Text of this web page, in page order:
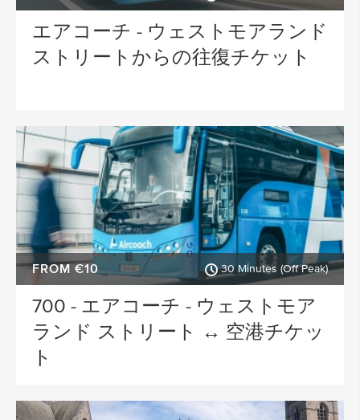
エアコーチ - ウェストモアランド
ストリートからの往復チケット
FROM €10 30 Minutes (Off Peak)
700 - エアコーチ - ウェストモア
ランド ストリート ↔ 空港チケッ
ト